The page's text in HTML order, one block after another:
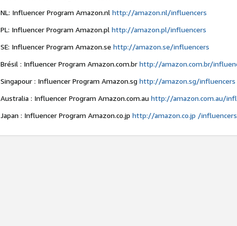
NL: Influencer Program Amazon.nlhttp://amazon.nl/influencers
PL: Influencer Program Amazon.plhttp://amazon.pl/influencers
SE: Influencer Program Amazon.sehttp://amazon.se/influencers
Brésil : Influencer Program Amazon.com.brhttp://amazon.com.br/
Singapour : Influencer Program Amazon.sghttp://amazon.sg/influencers
Australia : Influencer Program Amazon.com.auhttp://amazon.com.au/
Japan : Influencer Program Amazon.co.jphttp://amazon.co.jp /influencers